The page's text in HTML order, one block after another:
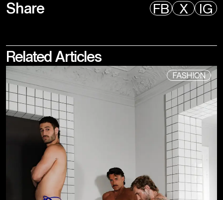
Share FB X IG
Related Articles
FASHION